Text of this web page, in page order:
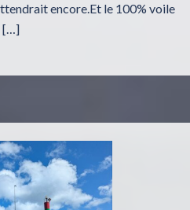
encore.Et le 100% voile
[…]